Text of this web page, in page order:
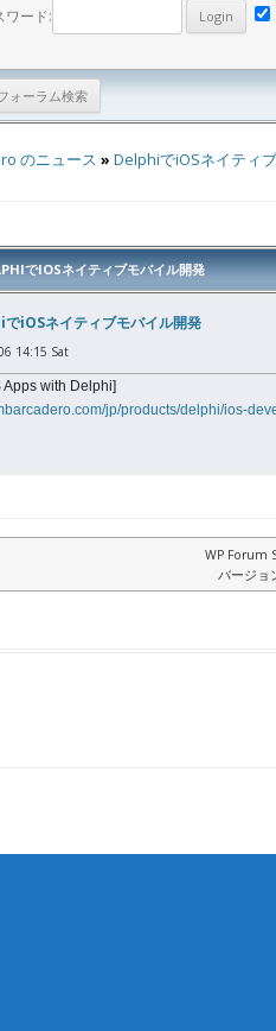
ワード:
のニュース » DelphiでiOSネイティ
でIOSネイティブモバイル開発
iOSネイティブモバイル開発
14:15 Sat
Apps with Delphi]
jp/products/delphi/ios-
WP Forum
バージョ